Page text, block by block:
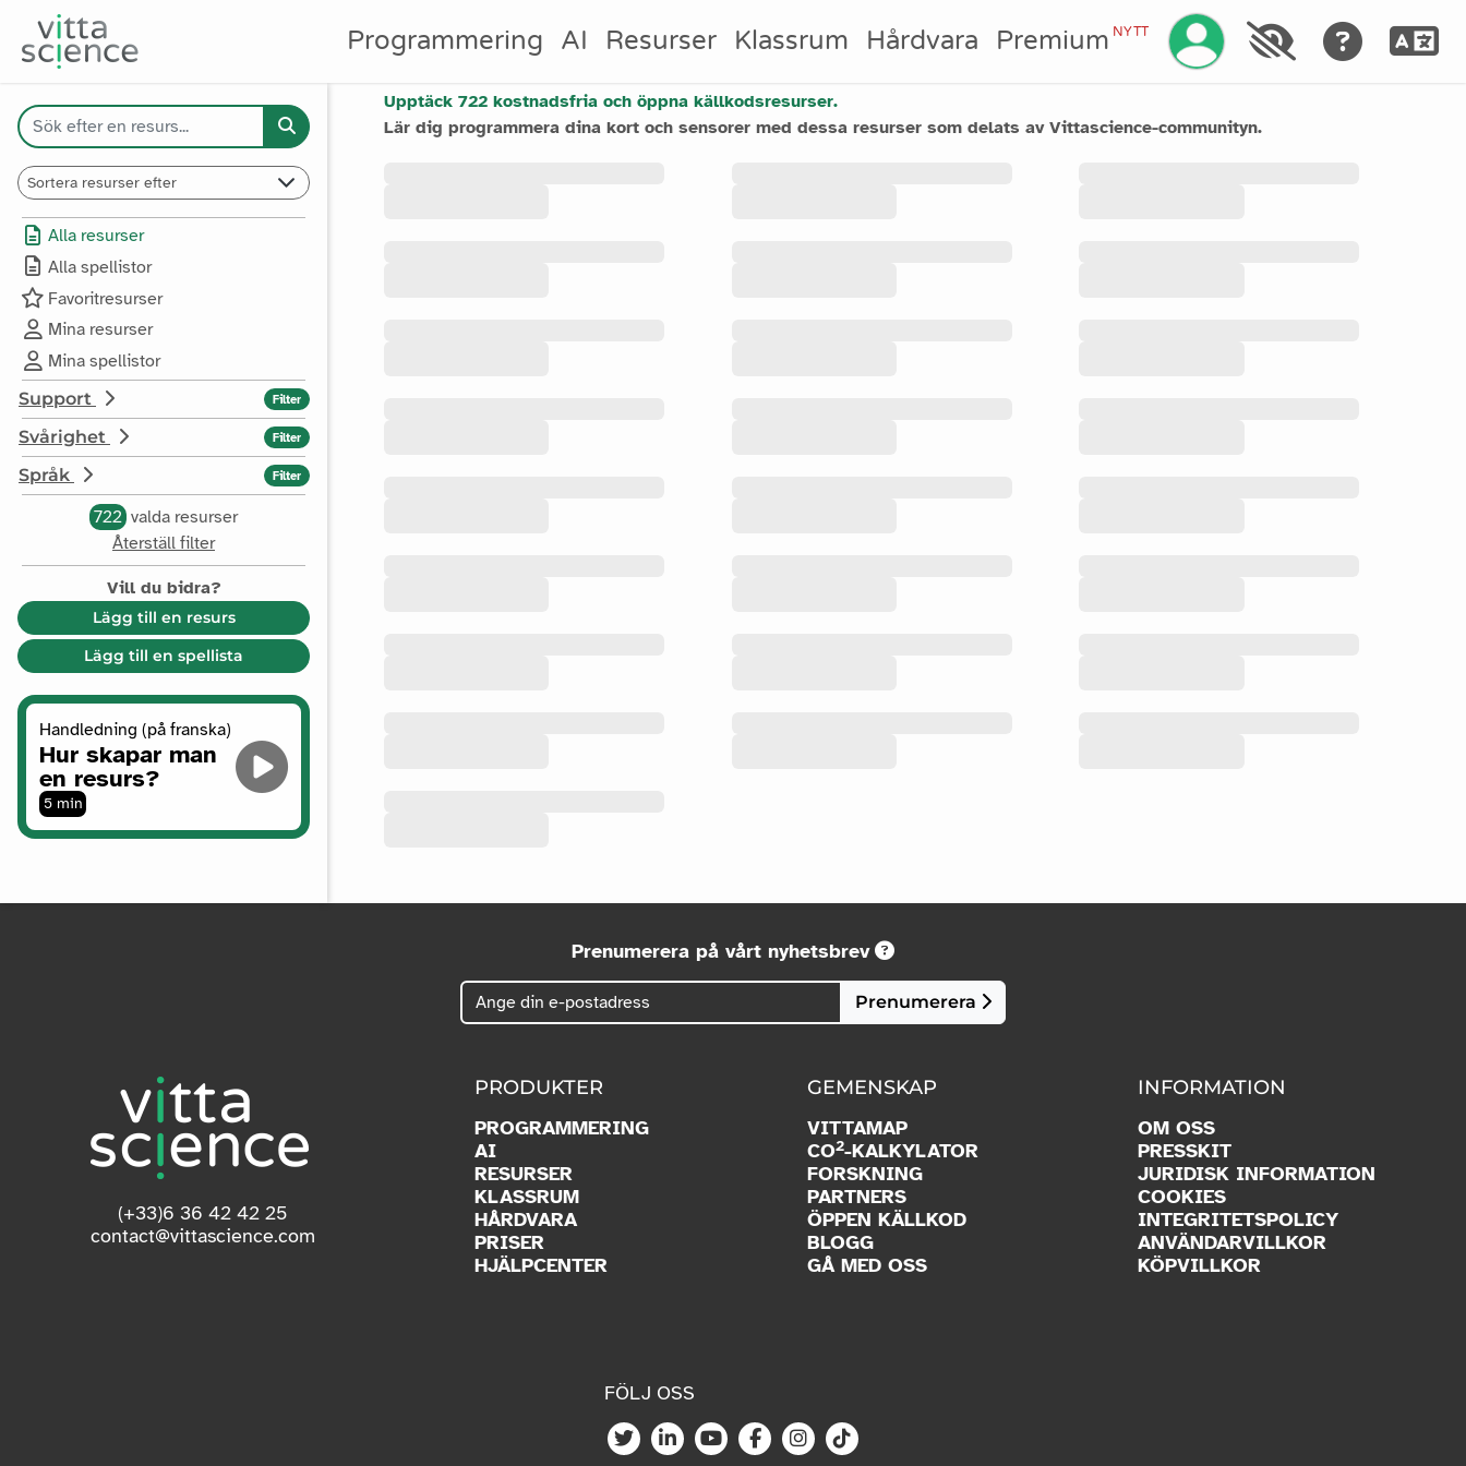
Programmering AI Resurser Klassrum Hårdvara PremiumNYTT Hantera ditt konto
RESURSER
Alla resurser
Alla spellistor
Favoritresurser
Mina resurser
Mina spellistor
Support Filter
Svårighet Filter
Språk Filter
722 valda resurser
Återställ filter
Vill du bidra?
Lägg till en resurs
Lägg till en spellista
Handledning (på franska)
Hur skapar man
en resurs?
5 min
Upptäck 722 kostnadsfria och öppna källkodsresurser.
Lär dig programmera dina kort och sensorer med dessa resurser som delats av Vittascience-communityn.
Prenumerera på vårt nyhetsbrev
Prenumerera
(+33)6 36 42 42 25
contact@vittascience.com
PRODUKTER
PROGRAMMERING
AI
RESURSER
KLASSRUM
HÅRDVARA
PRISER
HJÄLPCENTER
GEMENSKAP
VITTAMAP
CO2-KALKYLATOR
FORSKNING
PARTNERS
ÖPPEN KÄLLKOD
BLOGG
GÅ MED OSS
INFORMATION
OM OSS
PRESSKIT
JURIDISK INFORMATION
COOKIES
INTEGRITETSPOLICY
ANVÄNDARVILLKOR
KÖPVILLKOR
FÖLJ OSS